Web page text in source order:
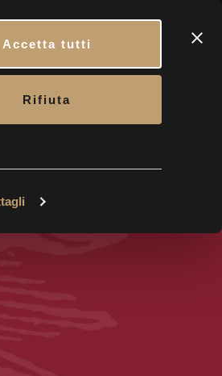
Accetta tutti
Rifiuta